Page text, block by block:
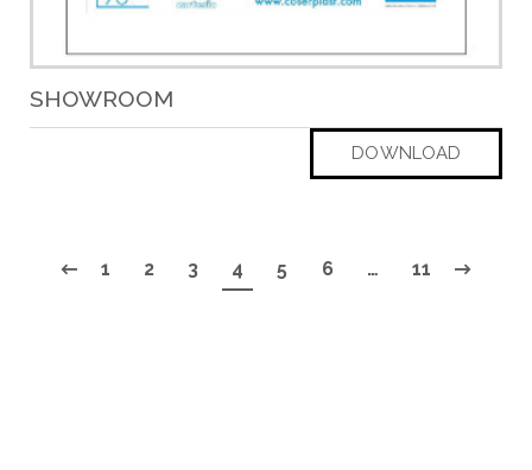
SHOWROOM
DOWNLOAD
1 2 3 4 5 6 … 11